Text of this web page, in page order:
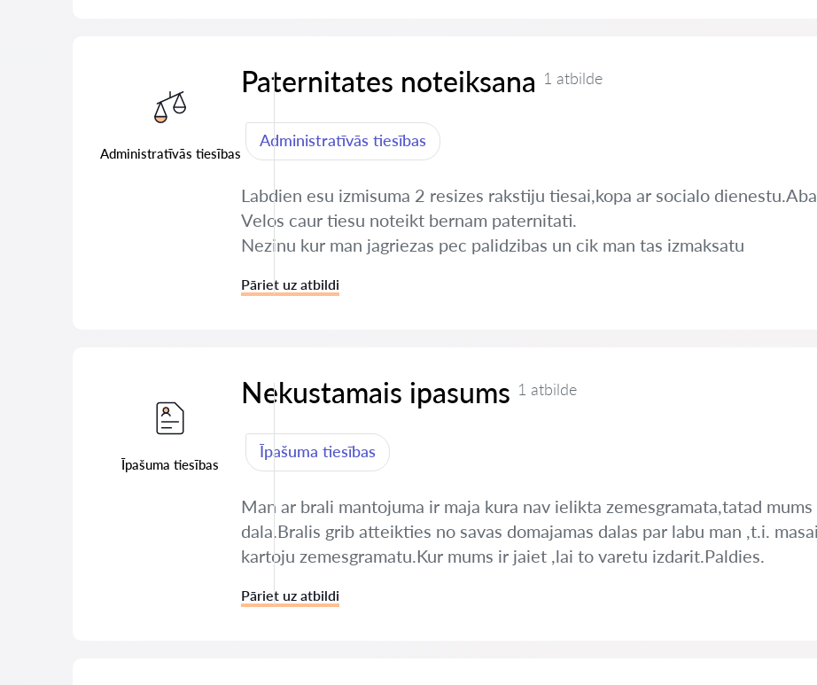
Administratīvās tiesības
Paternitates noteiksana 1 atbilde
Administratīvās tiesības
Labdien esu izmisuma 2 resizes rakstiju tiesai,kopa ar socialo
Velos caur tiesu noteikt bernam paternitati.
Nezinu kur man jagriezas pec palidzibas un cik man tas izmaksatu
Pāriet uz atbildi
Īpašuma tiesības
Nekustamais ipasums 1 atbilde
Īpašuma tiesības
Man ar brali mantojuma ir maja kura nav ielikta zemesgramata,tatad
dala.Bralis grib atteikties no savas domajamas dalas par labu man ,t.i.
kartoju zemesgramatu.Kur mums ir jaiet ,lai to varetu izdarit.Paldies.
Pāriet uz atbildi